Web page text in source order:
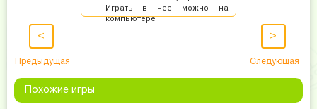
<
Предыдущая
>
Следующая
Похожие игры